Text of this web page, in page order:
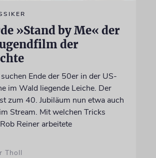
»Stand by Me« der
der
Ende der 50er in der US-
im Wald liegende Leiche. Der
zum 40. Jubiläum nun etwa auch
Stream. Mit welchen Tricks
Reiner arbeitete
Tholl